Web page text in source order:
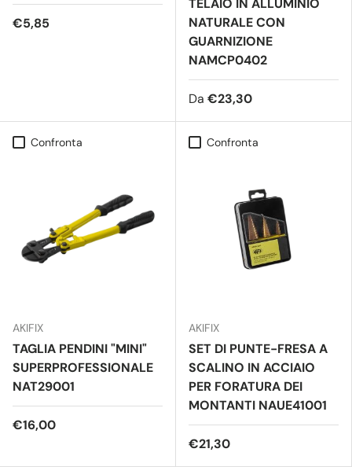
€5,85
NATURALE CON
GUARNIZIONE
NAMCP0402
Da €23,30
Confronta
AKIFIX
TAGLIA PENDINI "MINI"
SUPERPROFESSIONALE
NAT29001
€16,00
Confronta
AKIFIX
SET DI PUNTE-FRESA A
SCALINO IN ACCIAIO
PER FORATURA DEI
MONTANTI NAUE41001
€21,30